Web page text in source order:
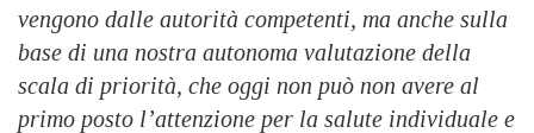
vengono dalle autorità competenti, ma anche sulla
base di una nostra autonoma valutazione della
scala di priorità, che oggi non può non avere al
primo posto l’attenzione per la salute individuale e